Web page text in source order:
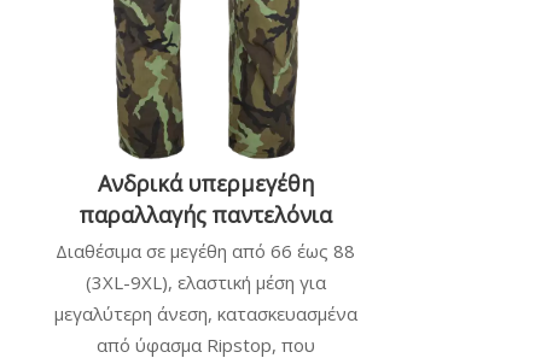
Ανδρικά υπερμεγέθη
παραλλαγής παντελόνια
Διαθέσιμα σε μεγέθη από 66 έως 88
(3XL-9XL), ελαστική μέση για
μεγαλύτερη άνεση, κατασκευασμένα
από ύφασμα Ripstop, που